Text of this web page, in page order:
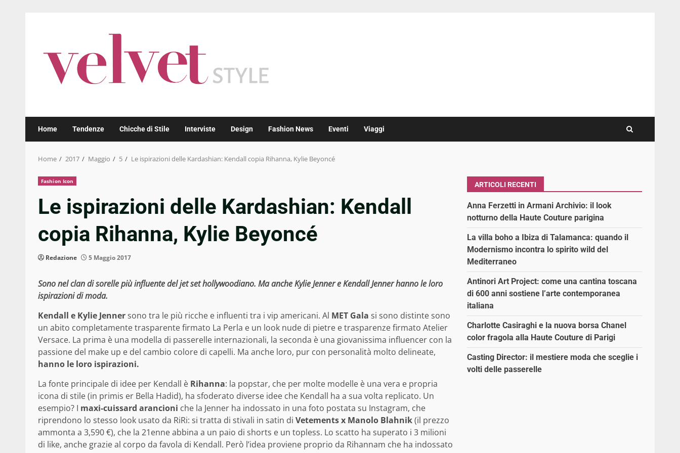
Home Tendenze Chicche di Stile Interviste Design Fashion News Eventi Viaggi
Home 2017 Maggio 5 Le ispirazioni delle Kardashian: Kendall copia Rihanna, Kylie Beyoncé
Fashion Icon
Le ispirazioni delle Kardashian: Kendall
copia Rihanna, Kylie Beyoncé
Redazione 5 Maggio 2017
Sono nel clan di sorelle più influente del jet set hollywoodiano. Ma anche Kylie Jenner e Kendall Jenner hanno le loro
ispirazioni di moda.
Kendall e Kylie Jennersono tra le più ricche e influenti tra i vip americani. Al MET Gala si sono distinte sono
un abito completamente trasparente firmato La Perla e un look nude di pietre e trasparenze firmato Atelier
Versace. La prima è una modella di passerelle internazionali, la seconda è una giovanissima influencer con la
passione del make up e del cambio colore di capelli. Ma anche loro, pur con personalità molto delineate,
hanno le loro ispirazioni.
La fonte principale di idee per Kendall è Rihanna: la popstar, che per molte modelle è una vera e propria
icona di stile (in primis er Bella Hadid), ha sfoderato diverse idee che Kendall ha a sua volta replicato. Un
esempio? I maxi-cuissard arancioni che la Jenner ha indossato in una foto postata su Instagram, che
riprendono lo stesso look usato da RiRi: si tratta di stivali in satin di Vetements x Manolo Blahnik(il prezzo
ammonta a 3,590 €), che la 21enne abbina a un paio di shorts e un topless. Lo scatto ha superato i 3 milioni
di like, anche grazie al corpo da favola di Kendall. Però l’idea proviene proprio da Rihannam che ha indossato
ARTICOLI RECENTI
Anna Ferzetti in Armani Archivio: il look
notturno della Haute Couture parigina
La villa boho a Ibiza di Talamanca: quando il
Modernismo incontra lo spirito wild del
Mediterraneo
Antinori Art Project: come una cantina toscana
di 600 anni sostiene l’arte contemporanea
italiana
Charlotte Casiraghi e la nuova borsa Chanel
color fragola alla Haute Couture di Parigi
Casting Director: il mestiere moda che sceglie i
volti delle passerelle